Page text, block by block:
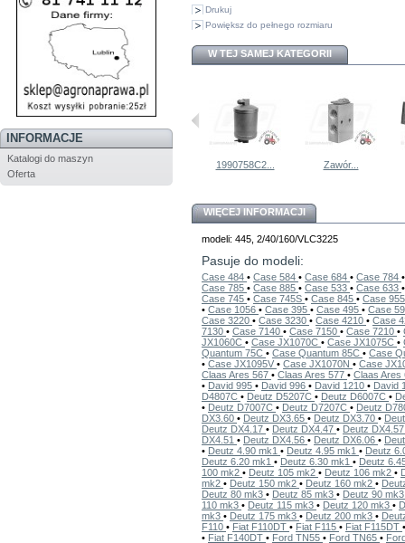
INFORMACJE
Katalogi do maszyn
Oferta
Drukuj
Powiększ do pełnego rozmiaru
W TEJ SAMEJ KATEGORII
Lusterko... 1990758C2... Zawór...
WIĘCEJ INFORMACJI
modeli: 445, 2/40/160/VLC3225
Pasuje do modeli:
Case 484 • Case 584 • Case 684 • Case 784
Case 785 • Case 885 • Case 533 • Case 633
Case 745 • Case 745S • Case 845 • Case
• Case 1056 • Case 395 • Case 495 • Case
Case 3220 • Case 3230 • Case 4210 • Case
7130 • Case 7140 • Case 7150 • Case 7210 •
JX1060C • Case JX1070C • Case JX1075C •
Quantum 75C • Case Quantum 85C • Case
• Case JX1095V • Case JX1070N • Case
Claas Ares 567 • Claas Ares 577 • Claas
• David 995 • David 996 • David 1210 • David
D4807C • Deutz D5207C • Deutz D6007C •
• Deutz D7007C • Deutz D7207C • Deutz
DX3.60 • Deutz DX3.65 • Deutz DX3.70 •
Deutz DX4.17 • Deutz DX4.47 • Deutz
DX4.51 • Deutz DX4.56 • Deutz DX6.06 •
• Deutz 4.90 mk1 • Deutz 4.95 mk1 • Deutz
Deutz 6.20 mk1 • Deutz 6.30 mk1 • Deutz
100 mk2 • Deutz 105 mk2 • Deutz 106 mk2 •
mk2 • Deutz 150 mk2 • Deutz 160 mk2 •
Deutz 80 mk3 • Deutz 85 mk3 • Deutz 90
110 mk3 • Deutz 115 mk3 • Deutz 120 mk3 •
mk3 • Deutz 175 mk3 • Deutz 200 mk3 •
F110 • Fiat F110DT • Fiat F115 • Fiat F115DT
• Fiat F140DT • Ford TN55 • Ford TN65 •